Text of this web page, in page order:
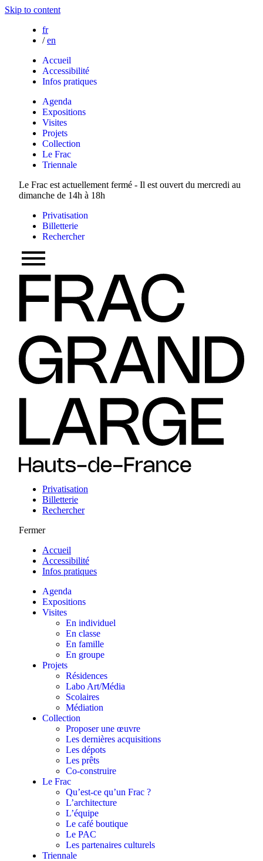
Skip to content
fr
/ en
Accueil
Accessibilité
Infos pratiques
Agenda
Expositions
Visites
Projets
Collection
Le Frac
Triennale
Le Frac est actuellement fermé - Il est ouvert du mercredi au
dimanche de 14h à 18h
Privatisation
Billetterie
Rechercher
Privatisation
Billetterie
Rechercher
Fermer
Accueil
Accessibilité
Infos pratiques
Agenda
Expositions
Visites
En individuel
En classe
En famille
En groupe
Projets
Résidences
Labo Art/Média
Scolaires
Médiation
Collection
Proposer une œuvre
Les dernières acquisitions
Les dépots
Les prêts
Co-construire
Le Frac
Qu’est-ce qu’un Frac ?
L’architecture
L’équipe
Le café boutique
Le PAC
Les partenaires culturels
Triennale